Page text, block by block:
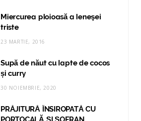
Miercurea ploioasă a leneşei
triste
23 MARTIE, 2016
Supă de năut cu lapte de cocos
și curry
30 NOIEMBRIE, 2020
PRĂJITURĂ ÎNSIROPATĂ CU